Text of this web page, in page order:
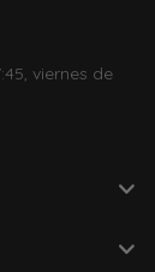
viernes de